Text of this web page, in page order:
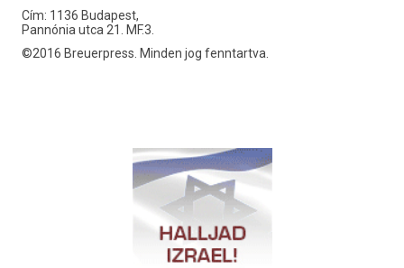
Cím: 1136 Budapest,
Pannónia utca 21. MF.3.
©2016 Breuerpress. Minden jog fenntartva.